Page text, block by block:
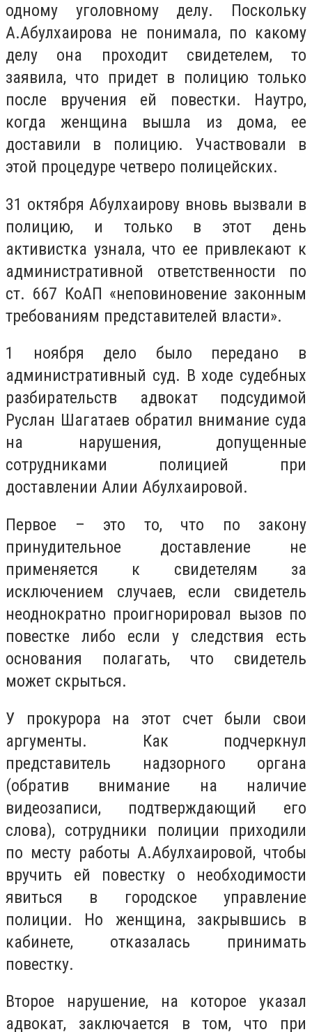
одному уголовному делу. Поскольку
А.Абулхаирова не понимала, по какому
делу она проходит свидетелем, то
заявила, что придет в полицию только
после вручения ей повестки. Наутро,
когда женщина вышла из дома, ее
доставили в полицию. Участвовали в
этой процедуре четверо полицейских.
31 октября Абулхаирову вновь вызвали в
полицию, и только в этот день
активистка узнала, что ее привлекают к
административной ответственности по
ст. 667 КоАП «неповиновение законным
требованиям представителей власти».
1 ноября дело было передано в
административный суд. В ходе судебных
разбирательств адвокат подсудимой
Руслан Шагатаев обратил внимание суда
на нарушения, допущенные
сотрудниками полицией при
доставлении Алии Абулхаировой.
Первое – это то, что по закону
принудительное доставление не
применяется к свидетелям за
исключением случаев, если свидетель
неоднократно проигнорировал вызов по
повестке либо если у следствия есть
основания полагать, что свидетель
может скрыться.
У прокурора на этот счет были свои
аргументы. Как подчеркнул
представитель надзорного органа
(обратив внимание на наличие
видеозаписи, подтверждающий его
слова), сотрудники полиции приходили
по месту работы А.Абулхаировой, чтобы
вручить ей повестку о необходимости
явиться в городское управление
полиции. Но женщина, закрывшись в
кабинете, отказалась принимать
повестку.
Второе нарушение, на которое указал
адвокат, заключается в том, что при